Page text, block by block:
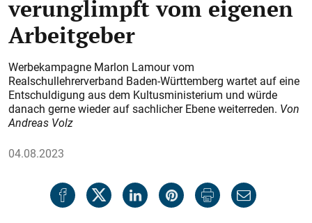
verunglimpft vom eigenen
Arbeitgeber
Werbekampagne Marlon Lamour vom
Realschullehrerverband Baden-Württemberg wartet auf eine
Entschuldigung aus dem Kultusministerium und würde
danach gerne wieder auf sachlicher Ebene weiterreden. Von
Andreas Volz
04.08.2023